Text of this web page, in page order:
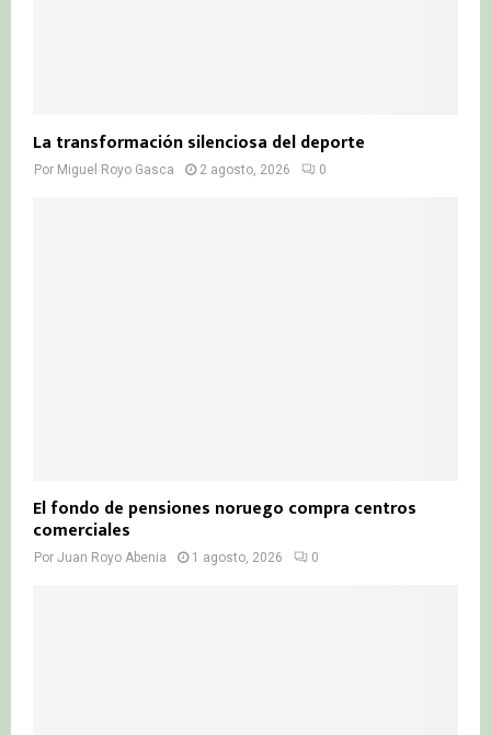
La transformación silenciosa del deporte
Por Miguel Royo Gasca 2 agosto, 2026 0
El fondo de pensiones noruego compra centros
comerciales
Por Juan Royo Abenia 1 agosto, 2026 0